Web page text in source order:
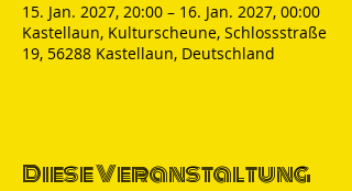
15. Jan. 2027, 20:00 – 16. Jan. 2027, 00:00
Kastellaun, Kulturscheune, Schlossstraße
19, 56288 Kastellaun, Deutschland
Diese Veranstaltung